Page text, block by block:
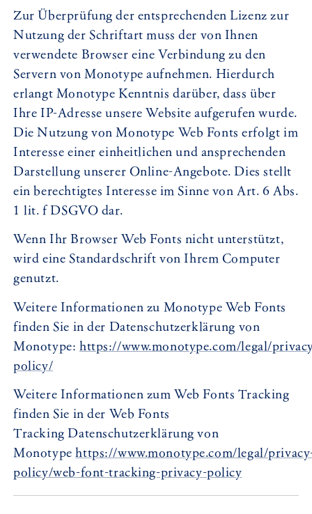
Zur Überprüfung der entsprechenden Lizenz zur
Nutzung der Schriftart muss der von Ihnen
verwendete Browser eine Verbindung zu den
Servern von Monotype aufnehmen. Hierdurch
erlangt Monotype Kenntnis darüber, dass über
Ihre IP-Adresse unsere Website aufgerufen wurde.
Die Nutzung von Monotype Web Fonts erfolgt im
Interesse einer einheitlichen und ansprechenden
Darstellung unserer Online-Angebote. Dies stellt
ein berechtigtes Interesse im Sinne von Art. 6 Abs.
1 lit. f DSGVO dar.
Wenn Ihr Browser Web Fonts nicht unterstützt,
wird eine Standardschrift von Ihrem Computer
genutzt.
Weitere Informationen zu Monotype Web Fonts
finden Sie in der Datenschutzerklärung von
Monotype: https://www.monotype.com/legal/
policy/
Weitere Informationen zum Web Fonts Tracking
finden Sie in der Web Fonts
Tracking Datenschutzerklärung von
Monotypehttps://www.monotype.com/legal/
policy/web-font-tracking-privacy-policy